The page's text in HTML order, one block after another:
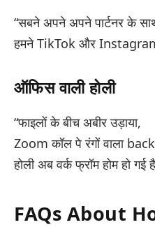
“सबने अपने अपने पार्टनर के
हमने TikTok और Instagram
ऑफिस वाली होली
“फाइलों के बीच अबीर उड़ाया,
Zoom कॉल पे रंगों वाला
होली अब वर्क फ्रॉम होम हो गई
FAQs About